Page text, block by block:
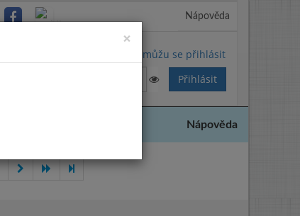
Nápověda
Nemůžu se přihlásit
Nápověda
×